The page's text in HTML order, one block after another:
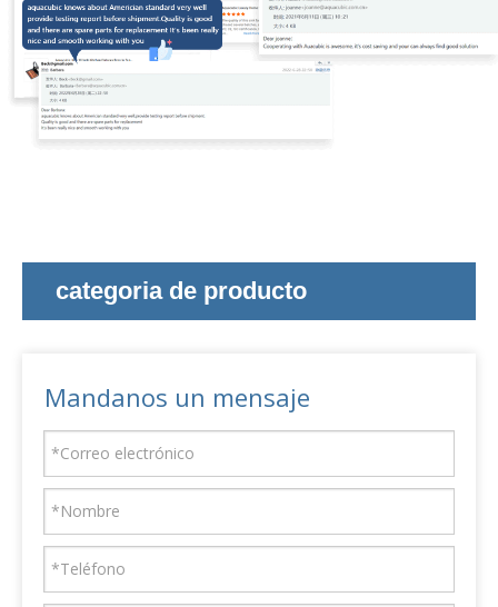
categoria de producto
Mandanos un mensaje